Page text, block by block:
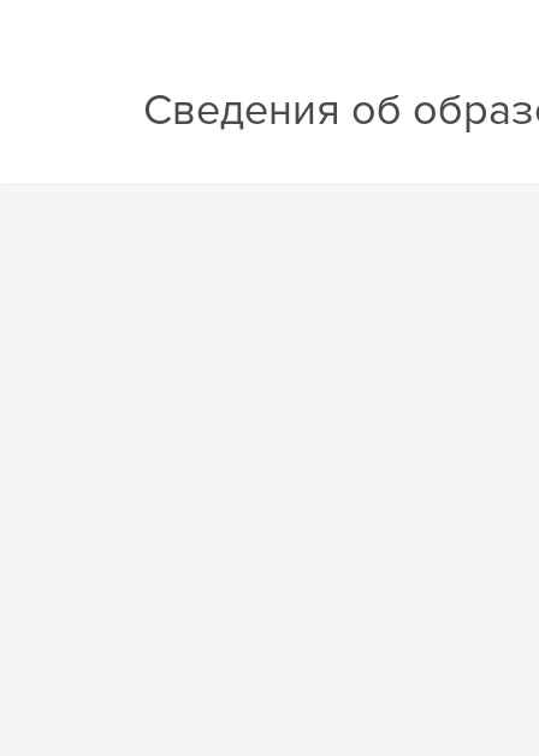
Сведения об